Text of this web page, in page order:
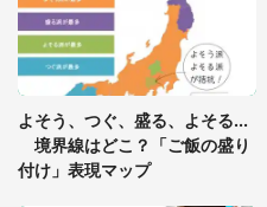
年に『手を繋い
8万人感動
グっちゃってた
よそう、つぐ、盛る、よそる...
境界線はどこ？「ご飯の盛り
付け」表現マップ